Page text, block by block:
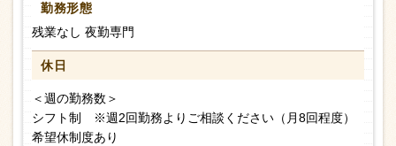
勤務形態
残業なし 夜勤専門
休日
＜週の勤務数＞
シフト制 ※週2回勤務よりご相談ください（月8回程度）
希望休制度あり